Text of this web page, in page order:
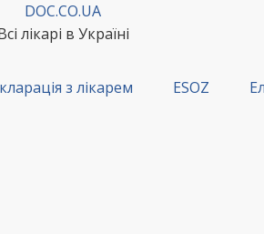
DOC.CO.UA
лікарі в Україні
з лікарем ESOZ